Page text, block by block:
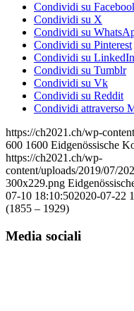
Condividi su
Condividi su X
Condividi su
Condividi su Pinterest
Condividi su LinkedIn
Condividi su Tumblr
Condividi su Vk
Condividi su Reddit
Condividi attraverso
https://ch2021.ch/wp-
600 1600 Eidgenössische
https://ch2021.ch/wp-
content/uploads/2019/07/
300x229.png
07-10 18:10:502020-07-22
(1855 – 1929)
Media sociali